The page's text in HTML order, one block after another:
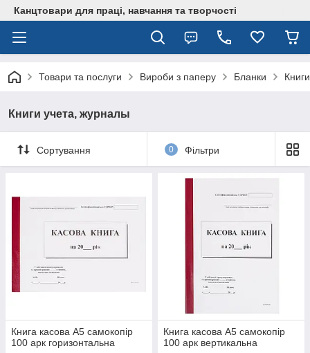
Канцтовари для працi, навчання та творчостi
Товари та послуги Вироби з паперу Бланки
Книги учета, журналы
Сортування 0 Фільтри
Книга касова А5 самокопір
100 арк горизонтальна
Книга касова А5 самокопір
100 арк вертикальна